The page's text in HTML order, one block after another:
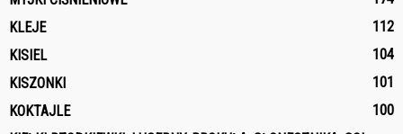
KLEJE
112
KISIEL
104
KISZONKI
101
KOKTAJLE
100